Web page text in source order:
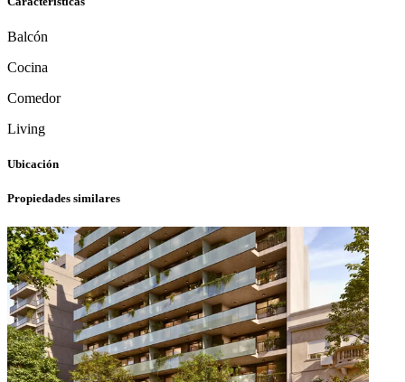
Balcón
Cocina
Comedor
Living
Ubicación
Propiedades similares